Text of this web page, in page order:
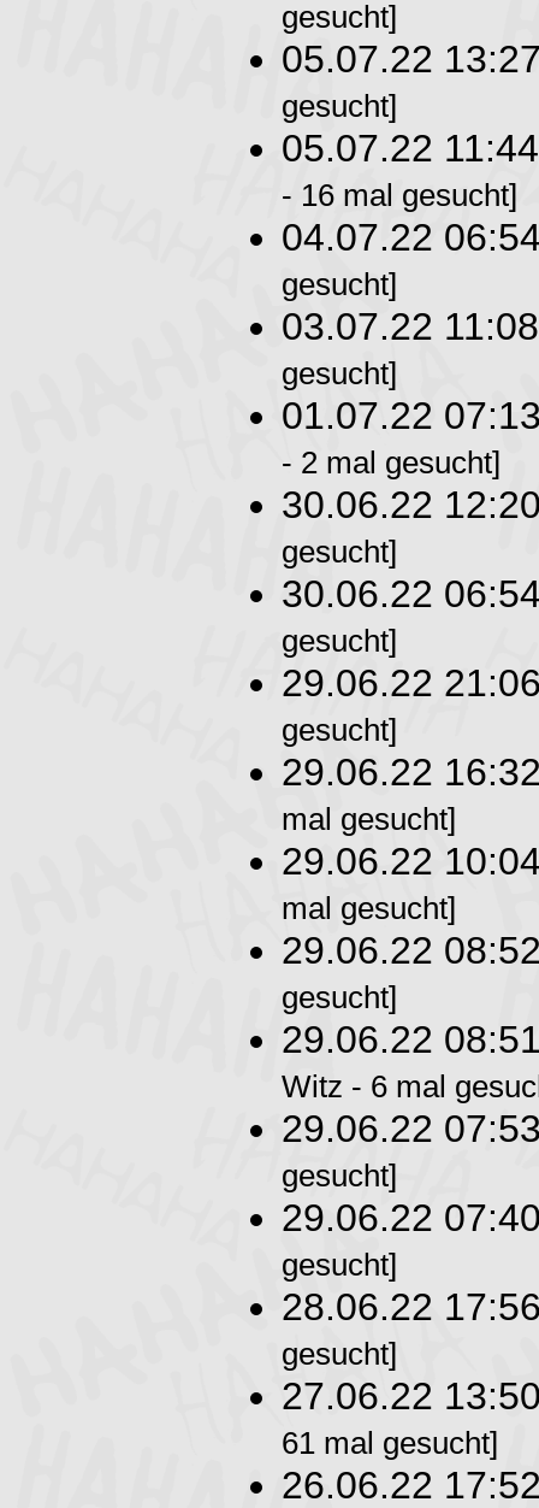
gesucht]
05.07.22
gesucht]
05.07.22
- 16 mal gesucht]
04.07.22
gesucht]
03.07.22
gesucht]
01.07.22
- 2 mal gesucht]
30.06.22
gesucht]
30.06.22
gesucht]
29.06.22
gesucht]
29.06.22
mal gesucht]
29.06.22
mal gesucht]
29.06.22
gesucht]
29.06.22
Witz - 6 mal
29.06.22
gesucht]
29.06.22
gesucht]
28.06.22
gesucht]
27.06.22
61 mal gesucht]
26.06.22